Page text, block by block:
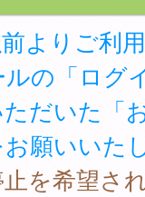
よりご利
の「ログ
だいた「
願いいた
を希望さ